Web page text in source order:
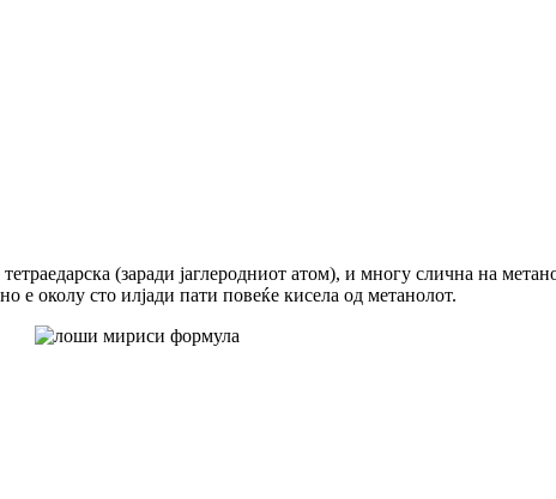
(заради јаглеродниот атом), и многу слична на
е околу сто илјади пати повеќе кисела од метанолот.